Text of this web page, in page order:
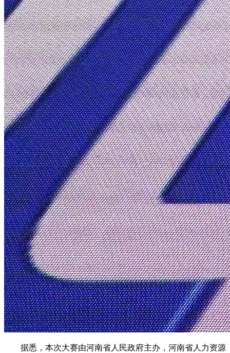
据悉，本次大赛由河南省人民政府主办，河南省人力资源